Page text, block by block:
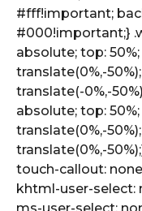
#fff!important;
#000!important;}
absolute; top:
translate(0%,-
translate(-0%,-
absolute; top:
translate(0%,-
translate(0%,-
touch-callout:
khtml-user-select: